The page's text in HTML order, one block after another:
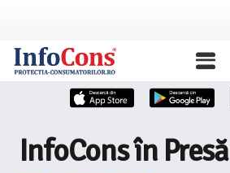
InfoCons în Presă